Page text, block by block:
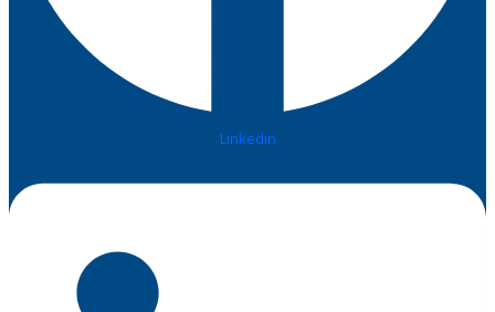
Linkedin